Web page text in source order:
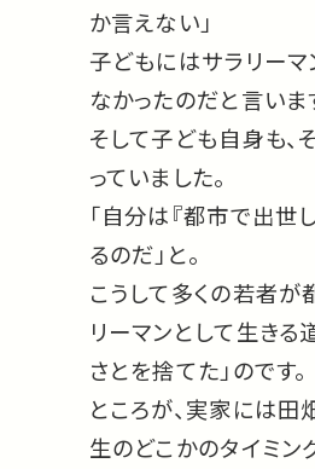
か言えない」
子どもにはサラリー
なかったのだと言いま
そして子ども自身も、
っていました。
「自分は『都市で出世
るのだ」と。
こうして多くの若者が
リーマンとして生きる
さとを捨てた」のです。
ところが、実家には田
生のどこかのタイミン